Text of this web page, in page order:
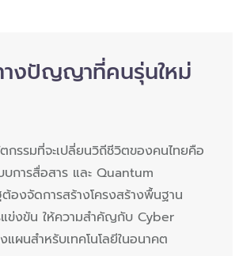
งปัญญาที่คนรุ่นใหม่
ตกรรมที่จะเปลี่ยนวิถีชีวิตของคนไทยคือ
การสื่อสาร และ Quantum
งจัดการสร้างโครงสร้างพื้นฐาน
ข่งขัน ให้ความสำคัญกับ Cyber
แผนสำหรับเทคโนโลยีในอนาคต